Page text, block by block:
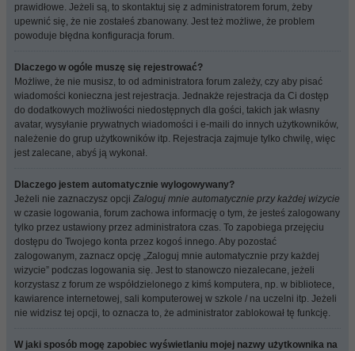
prawidłowe. Jeżeli są, to skontaktuj się z administratorem forum, żeby
upewnić się, że nie zostałeś zbanowany. Jest też możliwe, że problem
powoduje błędna konfiguracja forum.
Dlaczego w ogóle muszę się rejestrować?
Możliwe, że nie musisz, to od administratora forum zależy, czy aby pisać
wiadomości konieczna jest rejestracja. Jednakże rejestracja da Ci dostęp
do dodatkowych możliwości niedostępnych dla gości, takich jak własny
avatar, wysyłanie prywatnych wiadomości i e-maili do innych użytkowników,
należenie do grup użytkowników itp. Rejestracja zajmuje tylko chwilę, więc
jest zalecane, abyś ją wykonał.
Dlaczego jestem automatycznie wylogowywany?
Jeżeli nie zaznaczysz opcji Zaloguj mnie automatycznie przy każdej wizycie
w czasie logowania, forum zachowa informację o tym, że jesteś zalogowany
tylko przez ustawiony przez administratora czas. To zapobiega przejęciu
dostępu do Twojego konta przez kogoś innego. Aby pozostać
zalogowanym, zaznacz opcję „Zaloguj mnie automatycznie przy każdej
wizycie” podczas logowania się. Jest to stanowczo niezalecane, jeżeli
korzystasz z forum ze współdzielonego z kimś komputera, np. w bibliotece,
kawiarence internetowej, sali komputerowej w szkole / na uczelni itp. Jeżeli
nie widzisz tej opcji, to oznacza to, że administrator zablokował tę funkcję.
W jaki sposób mogę zapobiec wyświetlaniu mojej nazwy użytkownika na